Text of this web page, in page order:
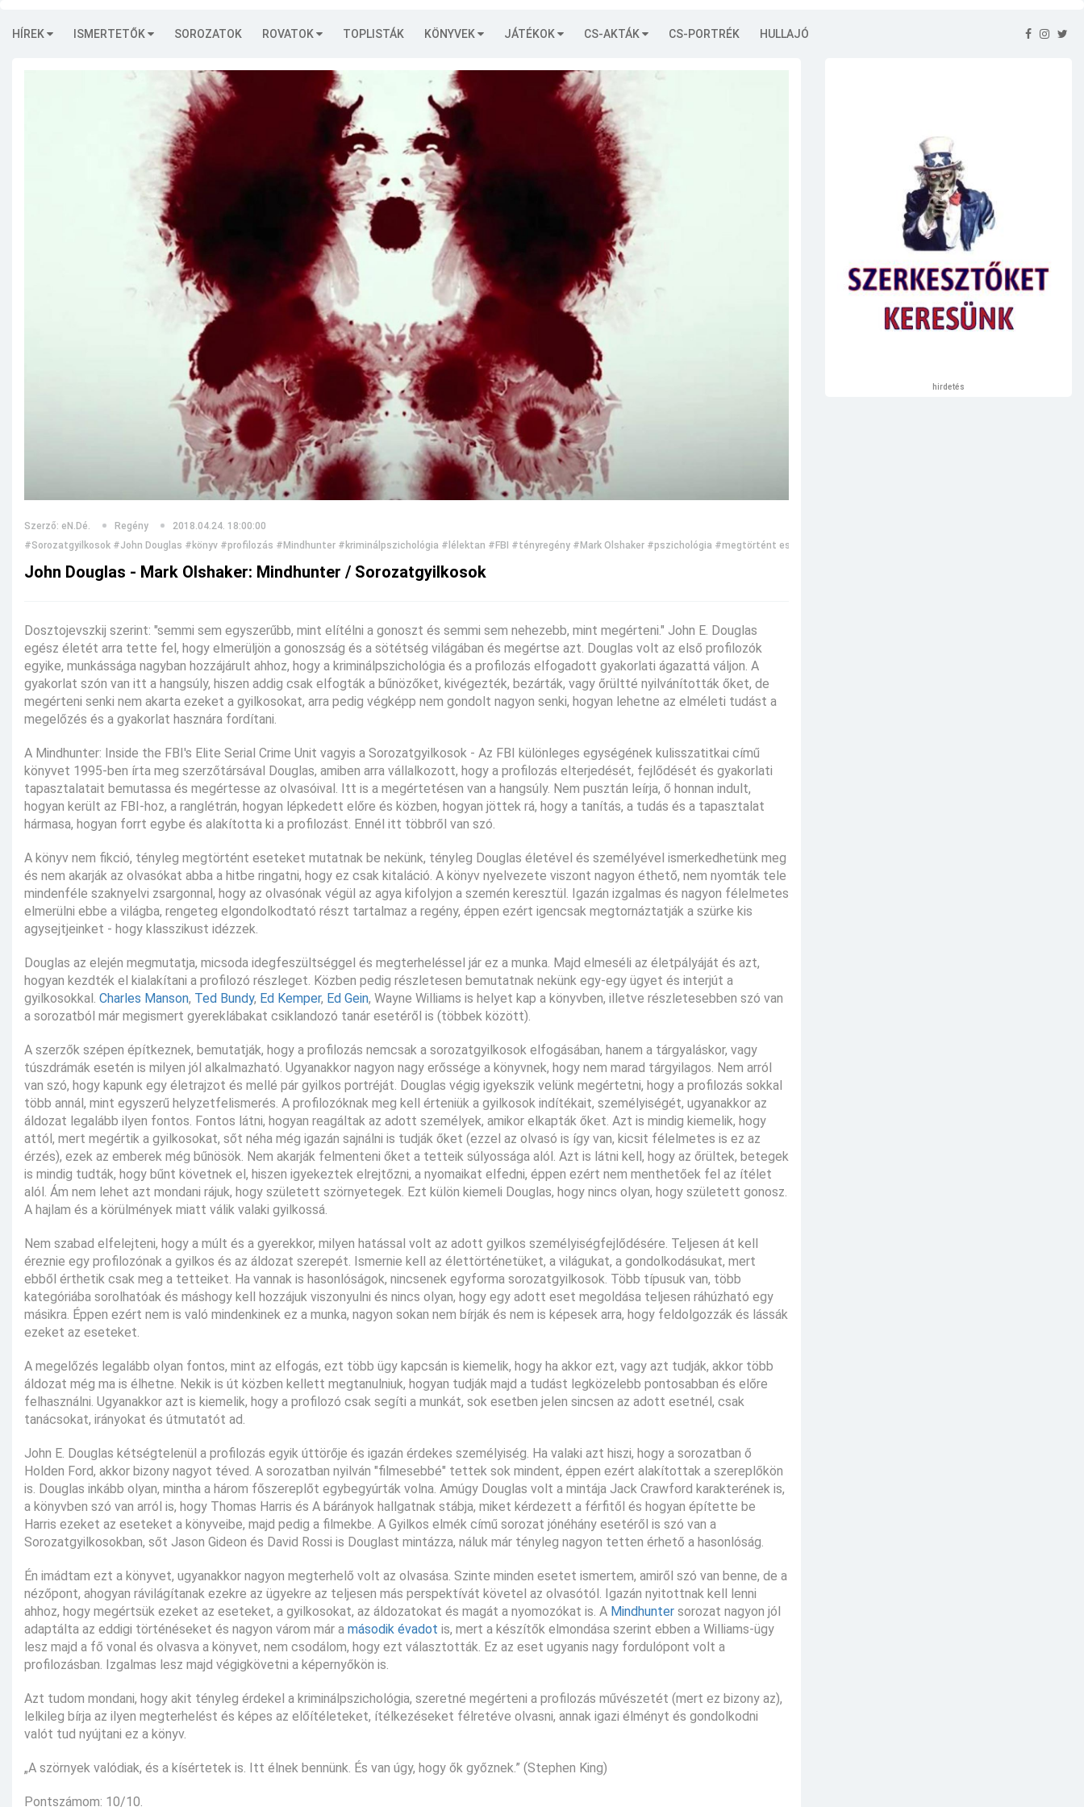
HÍREK ISMERTETŐK SOROZATOK ROVATOK TOPLISTÁK KÖNYVEK JÁTÉKOK CS-AKTÁK CS-PORTRÉK HULLAJÓ
Szerző: eN.Dé. Regény
2018.04.24. 18:00:00
#Sorozatgyilkosok #John Douglas #könyv #profilozás #Mindhunter #kriminálpszichológia #lélektan #FBI #tényregény #Mark Olshaker #pszichológia #megtörtént esetek
John Douglas - Mark Olshaker: Mindhunter / Sorozatgyilkosok
Dosztojevszkij szerint: "semmi sem egyszerűbb, mint elítélni a gonoszt és semmi sem nehezebb, mint megérteni." John E. Douglas
egész életét arra tette fel, hogy elmerüljön a gonoszság és a sötétség világában és megértse azt. Douglas volt az első profilozók
egyike, munkássága nagyban hozzájárult ahhoz, hogy a kriminálpszichológia és a profilozás elfogadott gyakorlati ágazattá váljon. A
gyakorlat szón van itt a hangsúly, hiszen addig csak elfogták a bűnözőket, kivégezték, bezárták, vagy őrültté nyilvánították őket, de
megérteni senki nem akarta ezeket a gyilkosokat, arra pedig végképp nem gondolt nagyon senki, hogyan lehetne az elméleti tudást a
megelőzés és a gyakorlat hasznára fordítani.
A Mindhunter: Inside the FBI's Elite Serial Crime Unit vagyis a Sorozatgyilkosok - Az FBI különleges egységének kulisszatitkai című
könyvet 1995-ben írta meg szerzőtársával Douglas, amiben arra vállalkozott, hogy a profilozás elterjedését, fejlődését és gyakorlati
tapasztalatait bemutassa és megértesse az olvasóival. Itt is a megértetésen van a hangsúly. Nem pusztán leírja, ő honnan indult,
hogyan került az FBI-hoz, a ranglétrán, hogyan lépkedett előre és közben, hogyan jöttek rá, hogy a tanítás, a tudás és a tapasztalat
hármasa, hogyan forrt egybe és alakította ki a profilozást. Ennél itt többről van szó.
A könyv nem fikció, tényleg megtörtént eseteket mutatnak be nekünk, tényleg Douglas életével és személyével ismerkedhetünk meg
és nem akarják az olvasókat abba a hitbe ringatni, hogy ez csak kitaláció. A könyv nyelvezete viszont nagyon éthető, nem nyomták tele
mindenféle szaknyelvi zsargonnal, hogy az olvasónak végül az agya kifolyjon a szemén keresztül. Igazán izgalmas és nagyon félelmetes
elmerülni ebbe a világba, rengeteg elgondolkodtató részt tartalmaz a regény, éppen ezért igencsak megtornáztatják a szürke kis
agysejtjeinket - hogy klasszikust idézzek.
Douglas az elején megmutatja, micsoda idegfeszültséggel és megterheléssel jár ez a munka. Majd elmeséli az életpályáját és azt,
hogyan kezdték el kialakítani a profilozó részleget. Közben pedig részletesen bemutatnak nekünk egy-egy ügyet és interjút a
gyilkosokkal. Charles Manson, Ted Bundy, Ed Kemper, Ed Gein, Wayne Williams is helyet kap a könyvben, illetve részletesebben szó van
a sorozatból már megismert gyereklábakat csiklandozó tanár esetéről is (többek között).
A szerzők szépen építkeznek, bemutatják, hogy a profilozás nemcsak a sorozatgyilkosok elfogásában, hanem a tárgyaláskor, vagy
túszdrámák esetén is milyen jól alkalmazható. Ugyanakkor nagyon nagy erőssége a könyvnek, hogy nem marad tárgyilagos. Nem arról
van szó, hogy kapunk egy életrajzot és mellé pár gyilkos portréját. Douglas végig igyekszik velünk megértetni, hogy a profilozás sokkal
több annál, mint egyszerű helyzetfelismerés. A profilozóknak meg kell érteniük a gyilkosok indítékait, személyiségét, ugyanakkor az
áldozat legalább ilyen fontos. Fontos látni, hogyan reagáltak az adott személyek, amikor elkapták őket. Azt is mindig kiemelik, hogy
attól, mert megértik a gyilkosokat, sőt néha még igazán sajnálni is tudják őket (ezzel az olvasó is így van, kicsit félelmetes is ez az
érzés), ezek az emberek még bűnösök. Nem akarják felmenteni őket a tetteik súlyossága alól. Azt is látni kell, hogy az őrültek, betegek
is mindig tudták, hogy bűnt követnek el, hiszen igyekeztek elrejtőzni, a nyomaikat elfedni, éppen ezért nem menthetőek fel az ítélet
alól. Ám nem lehet azt mondani rájuk, hogy született szörnyetegek. Ezt külön kiemeli Douglas, hogy nincs olyan, hogy született gonosz.
A hajlam és a körülmények miatt válik valaki gyilkossá.
Nem szabad elfelejteni, hogy a múlt és a gyerekkor, milyen hatással volt az adott gyilkos személyiségfejlődésére. Teljesen át kell
éreznie egy profilozónak a gyilkos és az áldozat szerepét. Ismernie kell az élettörténetüket, a világukat, a gondolkodásukat, mert
ebből érthetik csak meg a tetteiket. Ha vannak is hasonlóságok, nincsenek egyforma sorozatgyilkosok. Több típusuk van, több
kategóriába sorolhatóak és máshogy kell hozzájuk viszonyulni és nincs olyan, hogy egy adott eset megoldása teljesen ráhúzható egy
másikra. Éppen ezért nem is való mindenkinek ez a munka, nagyon sokan nem bírják és nem is képesek arra, hogy feldolgozzák és lássák
ezeket az eseteket.
A megelőzés legalább olyan fontos, mint az elfogás, ezt több ügy kapcsán is kiemelik, hogy ha akkor ezt, vagy azt tudják, akkor több
áldozat még ma is élhetne. Nekik is út közben kellett megtanulniuk, hogyan tudják majd a tudást legközelebb pontosabban és előre
felhasználni. Ugyanakkor azt is kiemelik, hogy a profilozó csak segíti a munkát, sok esetben jelen sincsen az adott esetnél, csak
tanácsokat, irányokat és útmutatót ad.
John E. Douglas kétségtelenül a profilozás egyik úttörője és igazán érdekes személyiség. Ha valaki azt hiszi, hogy a sorozatban ő
Holden Ford, akkor bizony nagyot téved. A sorozatban nyilván "filmesebbé" tettek sok mindent, éppen ezért alakítottak a szereplőkön
is. Douglas inkább olyan, mintha a három főszereplőt egybegyúrták volna. Amúgy Douglas volt a mintája Jack Crawford karakterének is,
a könyvben szó van arról is, hogy Thomas Harris és A bárányok hallgatnak stábja, miket kérdezett a férfitől és hogyan építette be
Harris ezeket az eseteket a könyveibe, majd pedig a filmekbe. A Gyilkos elmék című sorozat jónéhány esetéről is szó van a
Sorozatgyilkosokban, sőt Jason Gideon és David Rossi is Douglast mintázza, náluk már tényleg nagyon tetten érhető a hasonlóság.
Én imádtam ezt a könyvet, ugyanakkor nagyon megterhelő volt az olvasása. Szinte minden esetet ismertem, amiről szó van benne, de a
nézőpont, ahogyan rávilágítanak ezekre az ügyekre az teljesen más perspektívát követel az olvasótól. Igazán nyitottnak kell lenni
ahhoz, hogy megértsük ezeket az eseteket, a gyilkosokat, az áldozatokat és magát a nyomozókat is. A Mindhunter sorozat nagyon jól
adaptálta az eddigi történéseket és nagyon várom már a második évadot is, mert a készítők elmondása szerint ebben a Williams-ügy
lesz majd a fő vonal és olvasva a könyvet, nem csodálom, hogy ezt választották. Ez az eset ugyanis nagy fordulópont volt a
profilozásban. Izgalmas lesz majd végigkövetni a képernyőkön is.
Azt tudom mondani, hogy akit tényleg érdekel a kriminálpszichológia, szeretné megérteni a profilozás művészetét (mert ez bizony az),
lelkileg bírja az ilyen megterhelést és képes az előítéleteket, ítélkezéseket félretéve olvasni, annak igazi élményt és gondolkodni
valót tud nyújtani ez a könyv.
„A szörnyek valódiak, és a kísértetek is. Itt élnek bennünk. És van úgy, hogy ők győznek.” (Stephen King)
Pontszámom: 10/10.
hirdetés